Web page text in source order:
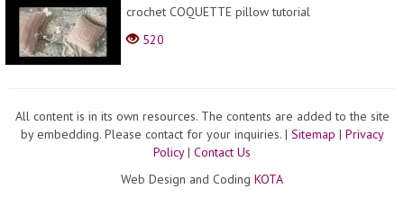
crochet COQUETTE pillow tutorial
520
All content is in its own resources. The contents are added to the site
by embedding. Please contact for your inquiries. | Sitemap | Privacy
Policy| Contact Us
Web Design and Coding KOTA